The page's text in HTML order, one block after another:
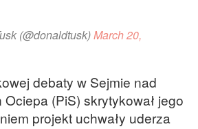
(@donaldtusk)March 20,
debaty w Sejmie nad
(PiS) skrytykował jego
projekt uchwały uderza